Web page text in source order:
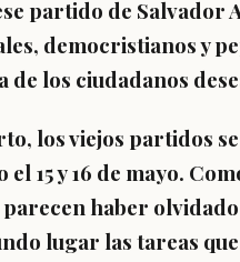
partido de Salvador
democristianos y
de los ciudadanos
los viejos partidos
el 15 y 16 de mayo.
haber
lugar las tareas